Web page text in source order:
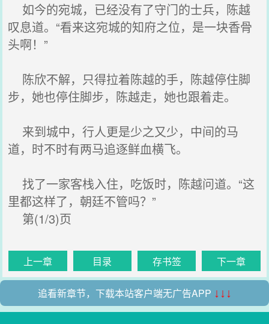
如今的宛城，已经没有了守门的士兵，陈越
叹息道。“看来这宛城的知府之位，是一块香骨
头啊！”
陈欣不解，只得拉着陈越的手，陈越停住脚
步，她也停住脚步，陈越走，她也跟着走。
来到城中，行人更是少之又少，中间的马
道，时不时有两马追逐鲜血横飞。
找了一家客栈入住，吃饭时，陈越问道。“这
里都这样了，朝廷不管吗？”
第(1/3)页
上一章 目录 存书签 下一章
追看新章节，下载本站客户端无广告APP ↓↓↓